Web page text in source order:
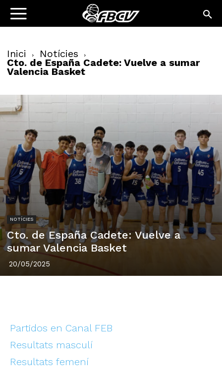
Inici Notícies
Cto. de España Cadete: Vuelve a sumar
Valencia Basket
NOTÍCIES
Cto. de España Cadete: Vuelve a
sumar Valencia Basket
20/05/2025
Partidos en Canal FEB
Resultats masculí
Resultats femení